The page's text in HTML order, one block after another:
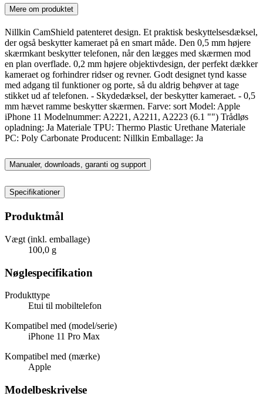
Mere om produktet
Nillkin CamShield patenteret design. Et praktisk beskyttelsesdæksel,
der også beskytter kameraet på en smart måde. Den 0,5 mm højere
skærmkant beskytter telefonen, når den lægges med skærmen mod
en plan overflade. 0,2 mm højere objektivdesign, der perfekt dækker
kameraet og forhindrer ridser og revner. Godt designet tynd kasse
med adgang til funktioner og porte, så du aldrig behøver at tage
stikket ud af telefonen. - Skydedæksel, der beskytter kameraet. - 0,5
mm hævet ramme beskytter skærmen. Farve: sort Model: Apple
iPhone 11 Modelnummer: A2221, A2211, A2223 (6.1 "") Trådløs
opladning: Ja Materiale TPU: Thermo Plastic Urethane Materiale
PC: Poly Carbonate Producent: Nillkin Emballage: Ja
Manualer, downloads, garanti og support
Specifikationer
Produktmål
Vægt (inkl. emballage)
100,0 g
Nøglespecifikation
Produkttype
Etui til mobiltelefon
Kompatibel med (model/serie)
iPhone 11 Pro Max
Kompatibel med (mærke)
Apple
Modelbeskrivelse